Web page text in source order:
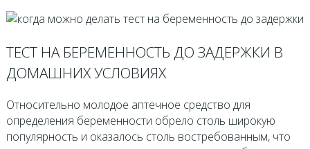
ТЕСТ НА БЕРЕМЕННОСТЬ ДО ЗАДЕРЖКИ В
ДОМАШНИХ УСЛОВИЯХ
Относительно молодое аптечное средство для
определения беременности обрело столь широкую
популярность и оказалось столь востребованным, что